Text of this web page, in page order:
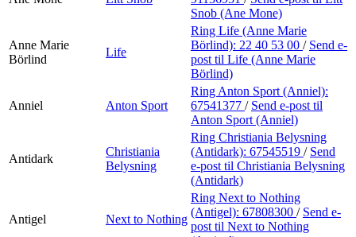
Snob (Ane Mone)
Anne Marie
Börlind
Life
Ring Life (Anne Marie
Börlind): 22 40 53 00 / Send e-
post til Life (Anne Marie
Börlind)
Anniel Anton Sport
Ring Anton Sport (Anniel):
67541377 / Send e-post til
Anton Sport (Anniel)
Antidark
Christiania
Belysning
Ring Christiania Belysning
(Antidark): 67545519 / Send
e-post til Christiania Belysning
(Antidark)
Antigel Next to Nothing
Ring Next to Nothing
(Antigel): 67808300 / Send e-
post til Next to Nothing